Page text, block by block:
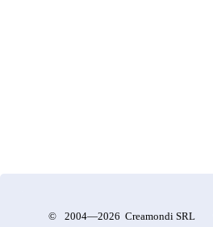
© 2004—2026 Creamondi SRL